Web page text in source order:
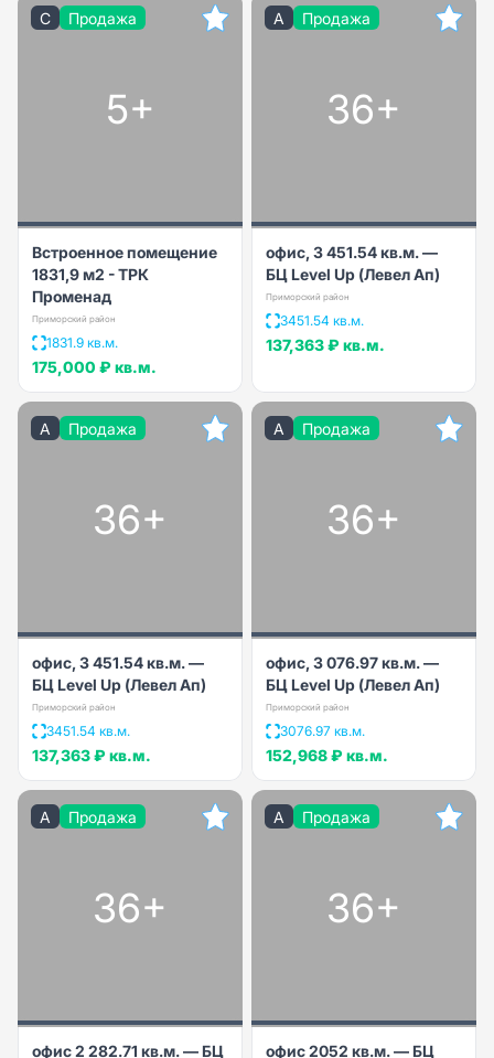
C Продажа
5+
Встроенное помещение
1831,9 м2 - ТРК
Променад
Приморский район
1831.9 кв.м.
175,000 ₽ кв.м.
A Продажа
36+
офис, 3 451.54 кв.м. —
БЦ Level Up (Левел Ап)
Приморский район
3451.54 кв.м.
137,363 ₽ кв.м.
A Продажа
36+
офис, 3 451.54 кв.м. —
БЦ Level Up (Левел Ап)
Приморский район
3451.54 кв.м.
137,363 ₽ кв.м.
A Продажа
36+
офис, 3 076.97 кв.м. —
БЦ Level Up (Левел Ап)
Приморский район
3076.97 кв.м.
152,968 ₽ кв.м.
A Продажа
36+
офис 2 282.71 кв.м. — БЦ
A Продажа
36+
офис 2052 кв.м. — БЦ